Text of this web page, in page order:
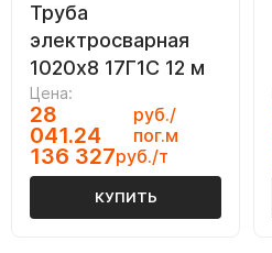
Труба
электросварная
1020х8 17Г1С 12 м
Цена:
28
041.24
руб./
пог.м
136 327руб./т
КУПИТЬ